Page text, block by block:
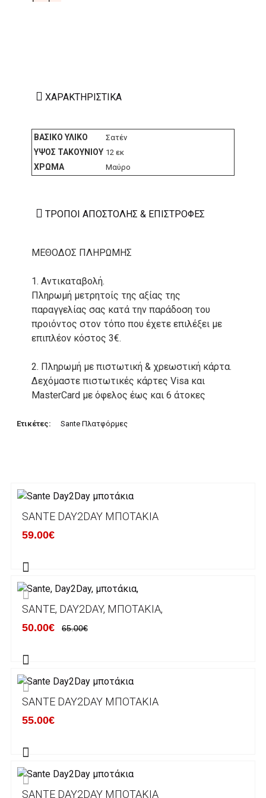
ΧΑΡΑΚΤΗΡΙΣΤΙΚΆ
ΒΑΣΙΚΌ ΥΛΙΚΌ Σατέν
ΎΨΟΣ ΤΑΚΟΥΝΙΟΎ 12 εκ
ΧΡΏΜΑ Μαύρο
ΤΡΌΠΟΙ ΑΠΟΣΤΟΛΉΣ & ΕΠΙΣΤΡΟΦΈΣ
ΜΕΘΟΔΟΣ ΠΛΗΡΩΜΗΣ
1. Αντικαταβολή.
Πληρωμή μετρητοίς της αξίας της
παραγγελίας σας κατά την παράδοση του
προιόντος στον τόπο που έχετε επιλέξει με
επιπλέον κόστος 3€.
2. Πληρωμή με πιστωτική & χρεωστική κάρτα.
Δεχόμαστε πιστωτικές κάρτες Visa και
MasterCard με όφελος έως και 6 άτοκες
μας κατάστημα πραγρατοποιούνται μέσα από
Λογαριασμό.
κάποιον απο τους ακόλουθους τραπεζικούς
λογαριασμούς:
ΕΞΟΔΑ ΑΠΟΣΤΟΛΗΣ
ΕΛΛΑΔΑ
μεταφορικών 2€ για αγορές κάτω των 50€
Τα προϊόντα που παραγγέλνει ο χρήστης μέσω
του ηλεκτρονικού καταστήματος lablanca.gr
Χρόνος Διεκπεραίωσης Παραγγελιών:
Ετικέτες: Sante Πλατφόρμες
SANTE DAY2DAY ΜΠΟΤΆΚΙΑ
59.00€
SANTE, DAY2DAY, ΜΠΟΤΆΚΙΑ,
50.00€ 65.00€
SANTE DAY2DAY ΜΠΟΤΆΚΙΑ
55.00€
SANTE DAY2DAY ΜΠΟΤΆΚΙΑ